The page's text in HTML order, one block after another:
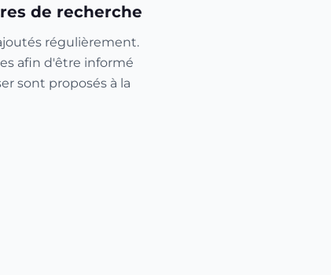
de recherche
régulièrement.
afin d'être informé
sont proposés à la